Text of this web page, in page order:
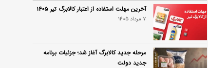
آخرین مهلت استفاده از اعتبار کالابرگ تیر ۱۴۰۵
7 مرداد 1405
مرحله جدید کالابرگ آغاز شد؛ جزئیات برنامه
جدید دولت